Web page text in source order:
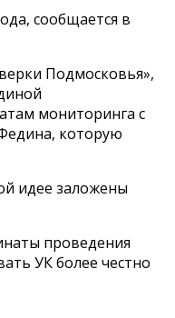
сообщается в
Подмосковья»,
мониторинга с
которую
идее заложены
проведения
УК более честно